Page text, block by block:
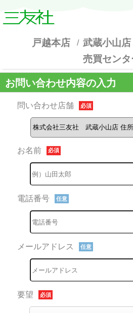
戸越本店 武蔵小山店
売買センタ
お問い合わせ内容の入力
問い合わせ店舗 必須
お名前 必須
電話番号 任意
メールアドレス 任意
要望 必須